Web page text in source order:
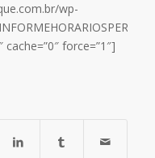
wp-
cache=”0″ force=”1″]